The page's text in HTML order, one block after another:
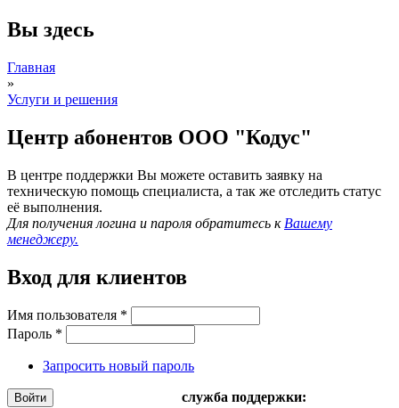
Вы здесь
Главная
»
Услуги и решения
Центр абонентов ООО "Кодус"
В центре поддержки Вы можете оставить заявку на
техническую помощь специалиста, а так же отследить статус
её выполнения.
Для получения логина и пароля обратитесь к Вашему
менеджеру.
Вход для клиентов
Имя пользователя *
Пароль *
Запросить новый пароль
служба поддержки: